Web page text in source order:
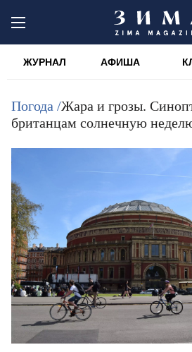
ЖУРНАЛ АФИША
Погода /Жара и грозы.
британцам солнечную